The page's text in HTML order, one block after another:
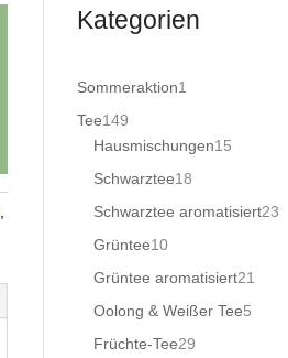
Kategorien
Sommeraktion1
Tee149149
Produkte
Hausmischungen1515
Schwarztee1818
Produkte
Schwarztee aromatisiert2323
Grüntee1010
Produkte
Grüntee aromatisiert21
Oolong & Weißer Tee55
Früchte-Tee2929